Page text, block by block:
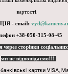
вартості.
- email:
+38-050-315-08-45
через сторінки
ми не відповідаємо!!!
картки VISA,